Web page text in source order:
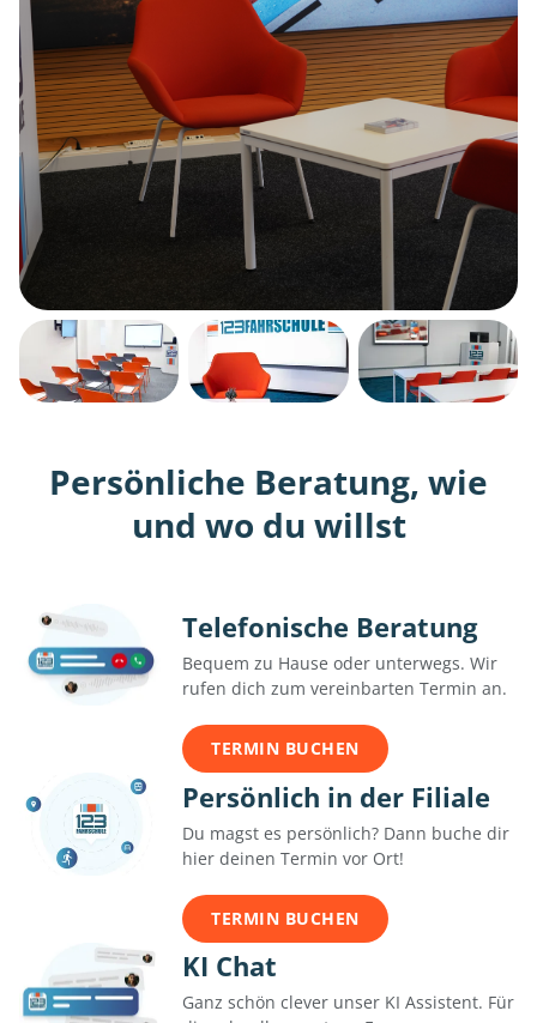
Persönliche Beratung, wie
und wo du willst
Telefonische Beratung
Bequem zu Hause oder unterwegs. Wir
rufen dich zum vereinbarten Termin an.
TERMIN BUCHEN
Persönlich in der Filiale
Du magst es persönlich? Dann buche dir
hier deinen Termin vor Ort!
TERMIN BUCHEN
KI Chat
Ganz schön clever unser KI Assistent. Für